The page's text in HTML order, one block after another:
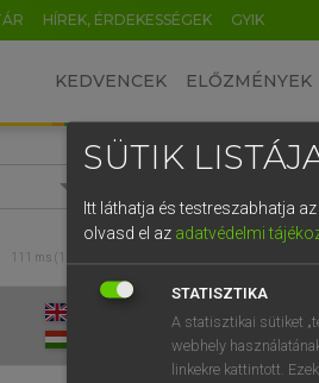
HÍREK, ÉRDEKESSÉGEK GYIK
KEDVENCEK ELŐZMÉNYEK
111 ms (1 db) Díjmentes
spiraea fn
SÜTIK
Itt láthatja és testreszabhatja
olvasd el az adatvédelmi
STATISZTIKA
A statisztikai sütiket
webhely
linkekre kattintott.
EN HU DE CN FR ES
0 1 2
q w
a s